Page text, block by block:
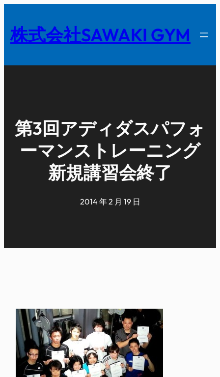
を
キ
株式会社SAWAKI GYM
第3回アディダスパフォ
ーマンストレーニング
新規講習会終了
2014 年 2 月 19 日